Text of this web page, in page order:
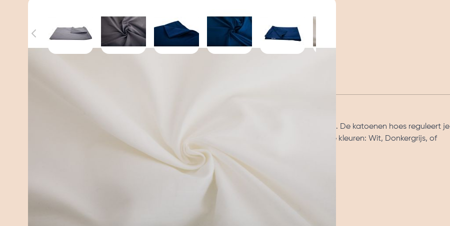
Een heerlijk zacht en ademend katoenen hoes voor je Simply Cosy Verzwaringsdeken. De katoenen hoes reguleert je
lichaamstemperatuur en is geschikt voor ieder seizoen. De hoes is beschikbaar in drie kleuren: Wit, Donkergrijs, of
Deze hoes past op alle Simply Cosy verzwaringsdekens.